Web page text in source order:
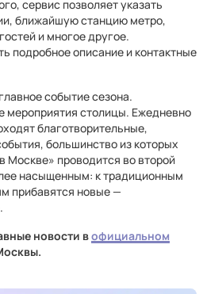
сервис позволяет указать
ближайшую станцию метро,
и многое другое.
подробное описание и контактные
событие сезона.
мероприятия столицы. Ежедневно
благотворительные,
большинство из которых
Москве» проводится во второй
насыщенным: к традиционным
прибавятся новые —
новости вофициальном